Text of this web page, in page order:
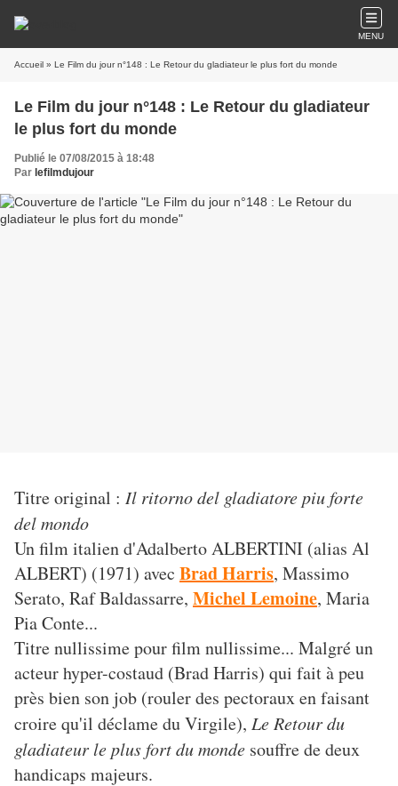
MENU
Accueil » Le Film du jour n°148 : Le Retour du gladiateur le plus fort du monde
Le Film du jour n°148 : Le Retour du gladiateur
le plus fort du monde
Publié le 07/08/2015 à 18:48
Par lefilmdujour
Titre original : Il ritorno del gladiatore piu forte
del mondo
Un film italien d'Adalberto ALBERTINI (alias Al
ALBERT) (1971) avec Brad Harris, Massimo
Serato, Raf Baldassarre, Michel Lemoine, Maria
Pia Conte...
Titre nullissime pour film nullissime... Malgré un
acteur hyper-costaud (Brad Harris) qui fait à peu
près bien son job (rouler des pectoraux en faisant
croire qu'il déclame du Virgile), Le Retour du
gladiateur le plus fort du monde souffre de deux
handicaps majeurs.